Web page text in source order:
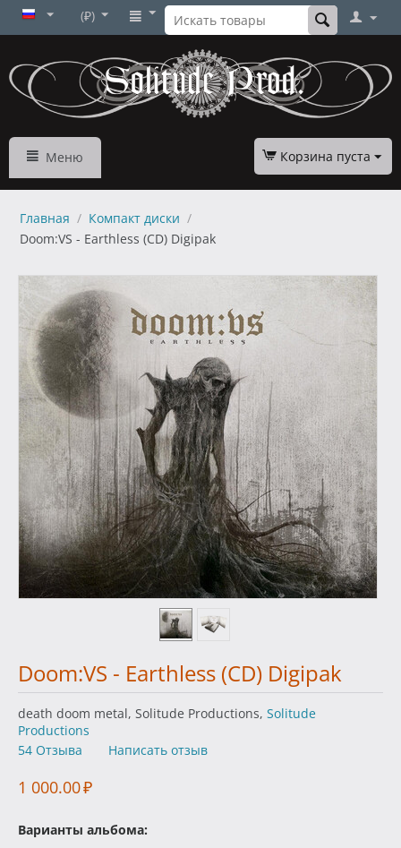
(₽)
Меню Корзина пуста
Главная / Компакт диски /
Doom:VS - Earthless (CD) Digipak
Doom:VS - Earthless (CD) Digipak
death doom metal, Solitude Productions, Solitude
Productions
54 Отзыва
Написать отзыв
1 000.00₽
Варианты альбома: